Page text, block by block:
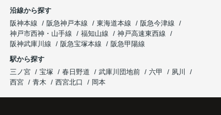
沿線から探す
阪神本線
阪急神戸本線 東海道本線
阪急今津線
神戸市西神・山手線
福知山線
神戸高速東西線
阪神武庫川線
阪急宝塚本線
阪急甲陽線
駅から探す
三ノ宮
宝塚 春日野道 武庫川団地前 六甲
夙川
西宮
青木 西宮北口 岡本